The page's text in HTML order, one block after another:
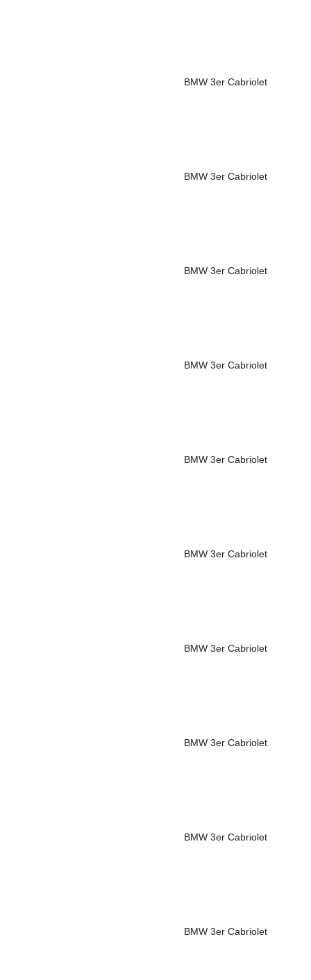
BMW 3er Cabriolet
BMW 3er Cabriolet
BMW 3er Cabriolet
BMW 3er Cabriolet
BMW 3er Cabriolet
BMW 3er Cabriolet
BMW 3er Cabriolet
BMW 3er Cabriolet
BMW 3er Cabriolet
BMW 3er Cabriolet